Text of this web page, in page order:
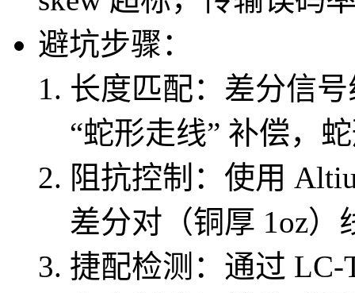
避坑步骤：
长度匹配：差分信
“蛇形走线” 补偿，
阻抗控制：使用
差分对（铜厚 1oz）
捷配检测：通过